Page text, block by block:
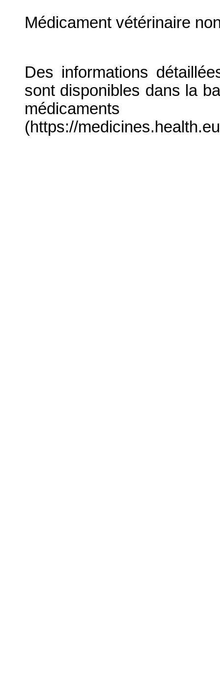
Médicament vétérinaire
Des informations
sont disponibles dans la
médicaments
(https://